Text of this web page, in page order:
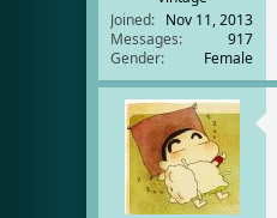
Joined
Nov 11, 2013
Messages
917
Gender
Female